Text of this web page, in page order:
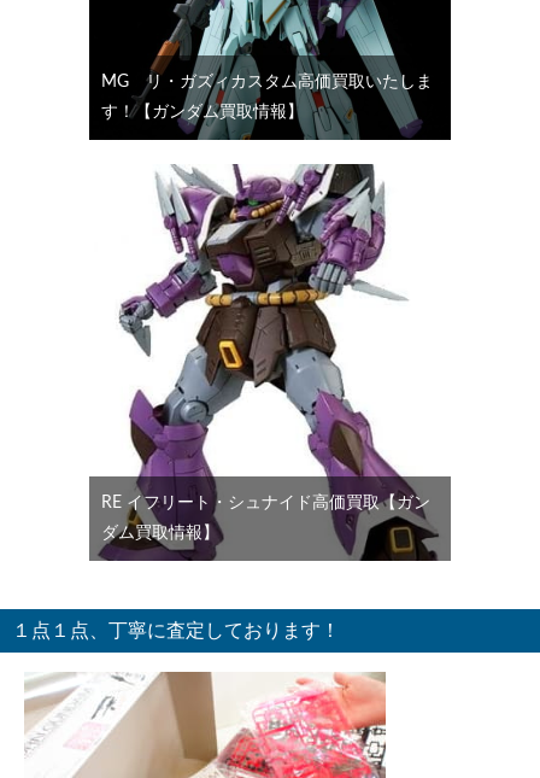
MG リ・ガズィカスタム高価買取いたしま
す！【ガンダム買取情報】
RE イフリート・シュナイド高価買取【ガン
ダム買取情報】
１点１点、丁寧に査定しております！